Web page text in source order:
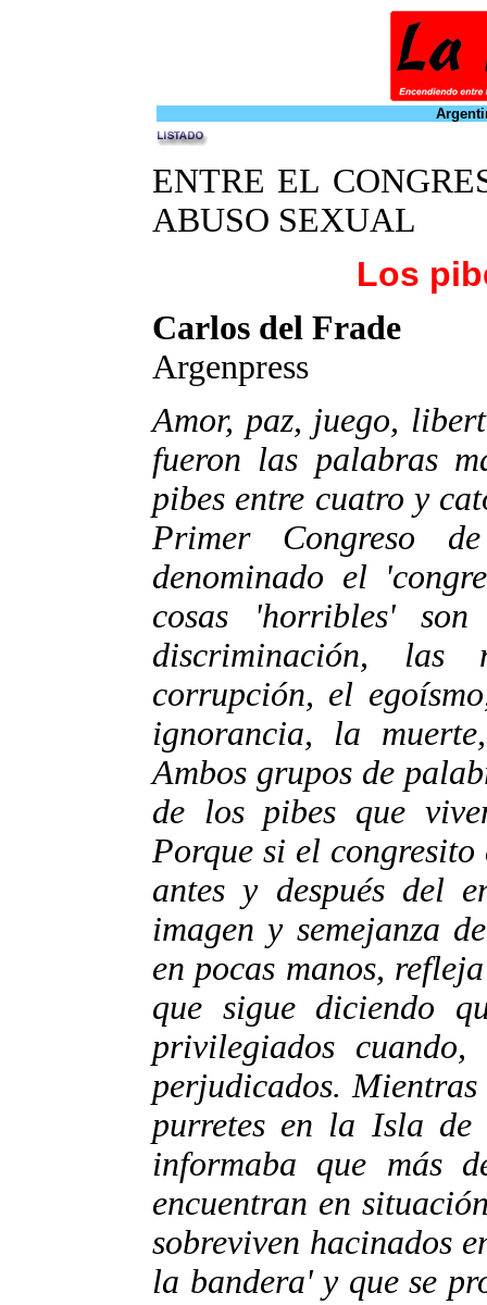
ENTRE EL
ABUSO SEXUAL
Los
Carlos del Frade
Argenpress
Amor, paz, juego,
fueron las palabras
pibes entre cuatro y
Primer Congreso
denominado el
cosas 'horribles'
discriminación, las
corrupción, el
ignorancia, la
Ambos grupos de
de los pibes que
Porque si el congresito
antes y después del
imagen y semejanza
en pocas manos,
que sigue diciendo
privilegiados
perjudicados.
purretes en la Isla de
informaba que más
encuentran en
sobreviven hacinados
la bandera' y que se